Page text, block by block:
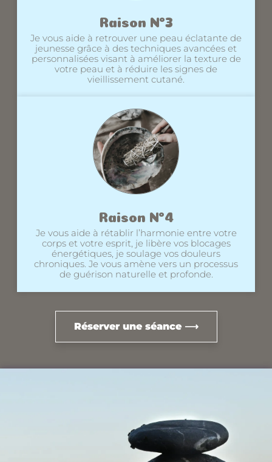
Raison N°3
Je vous aide à retrouver une peau éclatante de
jeunesse grâce à des techniques avancées et
personnalisées visant à améliorer la texture de
votre peau et à réduire les signes de
vieillissement cutané.
Raison N°4
Je vous aide à rétablir l’harmonie entre votre
corps et votre esprit, je libère vos blocages
énergétiques, je soulage vos douleurs
chroniques. Je vous amène vers un processus
de guérison naturelle et profonde.
Réserver une séance ⟶